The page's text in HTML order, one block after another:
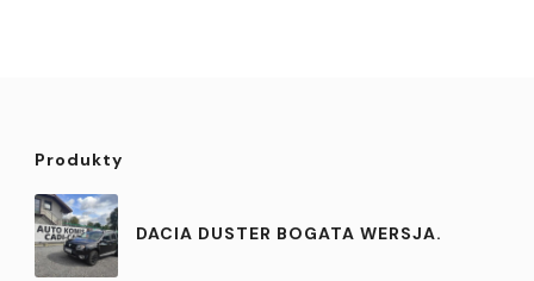
Produkty
DACIA DUSTER BOGATA WERSJA.